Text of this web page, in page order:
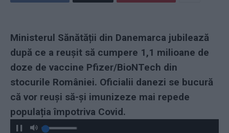
Ministerul Sănătății din Danemarca jubilează
după ce a reușit să cumpere 1,1 milioane de
doze de vaccine Pfizer/BioNTech din
stocurile României. Oficialii danezi se bucură
că vor reuși să-și imunizeze mai repede
populația împotriva Covid.